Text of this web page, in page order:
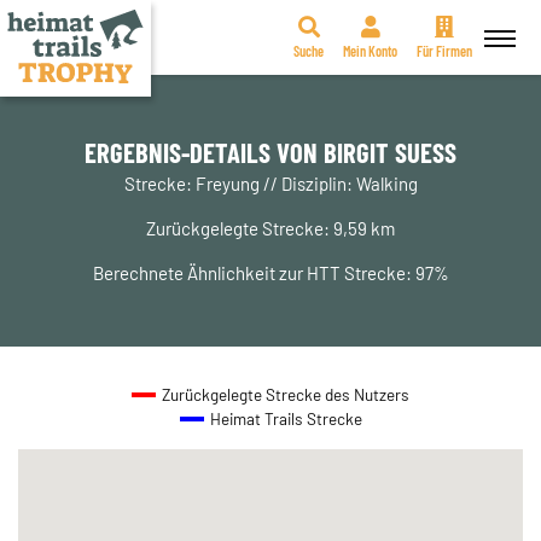
Zum
Suche Mein Konto Für Firmen
ERGEBNIS-DETAILS VON BIRGIT SUESS
Strecke: Freyung // Disziplin: Walking
Zurückgelegte Strecke: 9,59 km
Berechnete Ähnlichkeit zur HTT Strecke: 97%
Zurückgelegte Strecke des Nutzers
Heimat Trails Strecke